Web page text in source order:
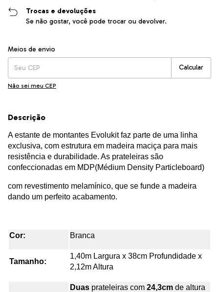
Trocas e devoluções
Se não gostar, você pode trocar ou devolver.
Entregas para o CEP:
Meios de envio
Calcular
Não sei meu CEP
Descrição
A estante de montantes Evolukit faz parte de uma linha
exclusiva, com estrutura em madeira maciça para mais
resistência e durabilidade. As prateleiras são
confeccionadas em MDP(Médium Density Particleboard)
com revestimento melamínico, que se funde a madeira
dando um perfeito acabamento.
Cor: Branca
Tamanho:
1,40m Largura x 38cm Profundidade x
2,12m Altura
Duas prateleiras com 24,3cm de altura